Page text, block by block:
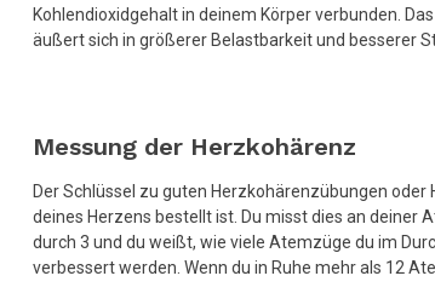
Kohlendioxidgehalt in deinem Körper verbunden.
äußert sich in größerer Belastbarkeit und besserer
Messung der Herzkohärenz
Der Schlüssel zu guten Herzkohärenzübungen
deines Herzens bestellt ist. Du misst dies an deiner
durch 3 und du weißt, wie viele Atemzüge du im
verbessert werden. Wenn du in Ruhe mehr als 12